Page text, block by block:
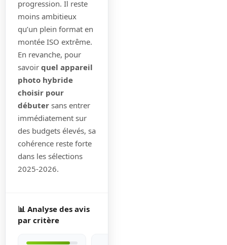
progression. Il reste
moins ambitieux
qu’un plein format en
montée ISO extrême.
En revanche, pour
savoir quel appareil
photo hybride
choisir pour
débuter sans entrer
immédiatement sur
des budgets élevés, sa
cohérence reste forte
dans les sélections
2025-2026.
📊 Analyse des avis
par critère